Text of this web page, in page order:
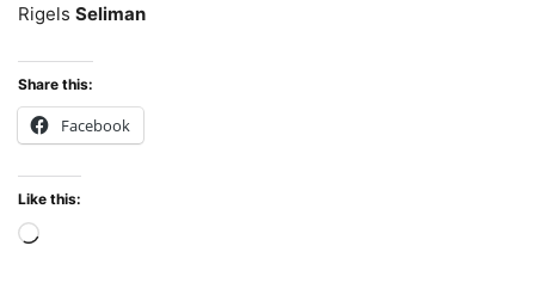
Rigels Seliman
Share this:
Facebook
Like this: